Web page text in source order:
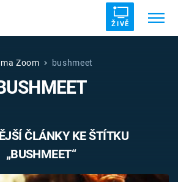
ŽIVĚ
DRUHÁ SVĚTOVÁ VÁLKA
DÁVNOVĚKU
Zoom bushmeet
ČLÁNKY KE ŠTÍTKU
„BUSHMEET“